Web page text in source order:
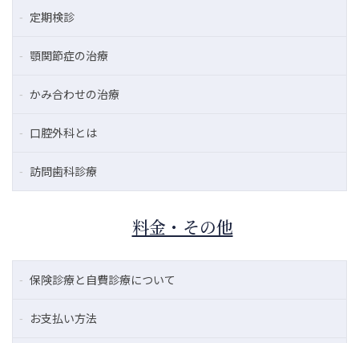
定期検診
顎関節症の治療
かみ合わせの治療
口腔外科とは
訪問歯科診療
料金・その他
保険診療と自費診療について
お支払い方法